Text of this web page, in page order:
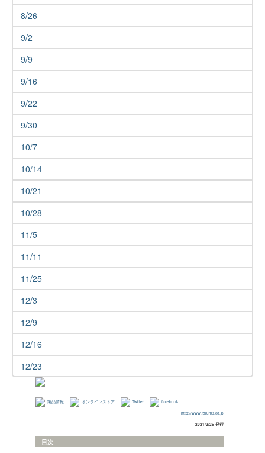
8/26
9/2
9/9
9/16
9/22
9/30
10/7
10/14
10/21
10/28
11/5
11/11
11/25
12/3
12/9
12/16
12/23
製品情報 オンラインストア Twitter facebook
http://www.forum8.co.jp
2021/2/25 発行
目次